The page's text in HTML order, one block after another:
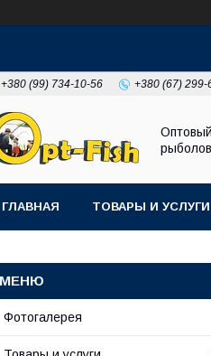
+380 (99) 734-10-56 +380 (67) 299-
ГЛАВНАЯ ТОВАРЫ И УСЛУГИ
Фотогалерея